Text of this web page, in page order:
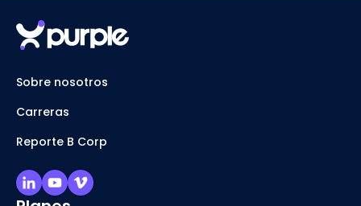
Sobre nosotros
Carreras
Reporte B Corp